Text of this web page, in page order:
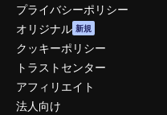
プライバシーポリシー
オリジナル 新規
クッキーポリシー
トラストセンター
アフィリエイト
法人向け